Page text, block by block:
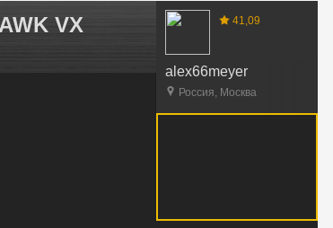
VX
41,09
alex66meyer
Россия, Москва